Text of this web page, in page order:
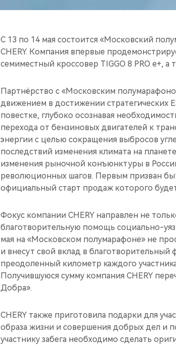
С 13 по 14 мая состоится «Московский
CHERY. Компания впервые
семиместный кроссовер TIGGO 8 PRO e+,
Партнёрство с «Московским
движением в достижении стратегических
повестке, глубоко осознавая
перехода от бензиновых двигателей к
энергии с целью сокращения выбросов
последствий изменения климата на
изменения рыночной конъюнктуры в
революционных шагов. Первым призван
официальный старт продаж которого
Фокус компании CHERY направлен не
благотворительную помощь социально-
мая на «Московском полумарафоне» не
и внесут свой вклад в
преодоленный километр каждого
Получившуюся сумму компания CHERY
Добра».
CHERY также приготовила подарки для
образа жизни и совершения добрых дел и
участнику забега необходимо сделать